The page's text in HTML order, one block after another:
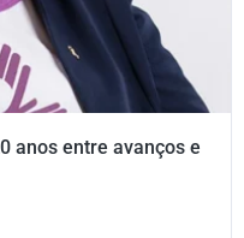
anos entre avanços e